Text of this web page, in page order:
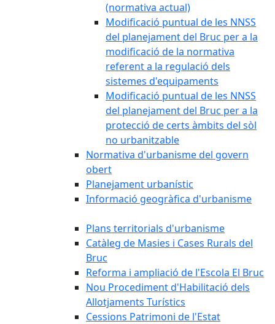
(normativa actual)
Modificació puntual de les NNSS
del planejament del Bruc per a la
modificació de la normativa
referent a la regulació dels
sistemes d'equipaments
Modificació puntual de les NNSS
del planejament del Bruc per a la
protecció de certs àmbits del sòl
no urbanitzable
Normativa d'urbanisme del govern
obert
Planejament urbanístic
Informació geogràfica d'urbanisme
Plans territorials d'urbanisme
Catàleg de Masies i Cases Rurals del
Bruc
Reforma i ampliació de l'Escola El Bruc
Nou Procediment d'Habilitació dels
Allotjaments Turístics
Cessions Patrimoni de l'Estat